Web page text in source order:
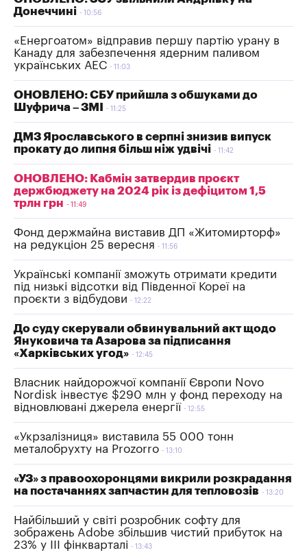
Донеччині
10:56
«Енергоатом» відправив першу партію урану в
Канаду для забезпечення ядерним паливом
українських АЕС
11:03
ОНОВЛЕНО: СБУ прийшла з обшуками до
Шуфрича – ЗМІ
11:25
ДМЗ Ярославського в серпні знизив випуск
прокату до липня більш ніж удвічі
11:42
ОНОВЛЕНО: Кабмін затвердив проєкт
держбюджету на 2024 рік із дефіцитом 1,5
трлн грн
11:49
Фонд держмайна виставив ДП «Житомирторф»
на редукціон 25 вересня
11:56
Українські компанії зможуть отримати кредити
під низькі відсотки від Південної Кореї на
проєкти з відбудови
12:22
До суду скерували обвинувальний акт щодо
Януковича та Азарова за підписання
«Харківських угод»
12:45
Власник найдорожчої компанії Європи Novo
Nordisk інвестує $290 млн у фонд переходу на
відновлювані джерела енергії
12:55
«Укрзалізниця» виставила 55 000 тонн
металобрухту на Prozorro
13:10
«УЗ» з правоохоронцями викрили розкрадання
на постачаннях запчастин для тепловозів
13:20
Найбільший у світі розробник софту для
зображень Adobe збільшив чистий прибуток на
23% у III фінкварталі
13:43